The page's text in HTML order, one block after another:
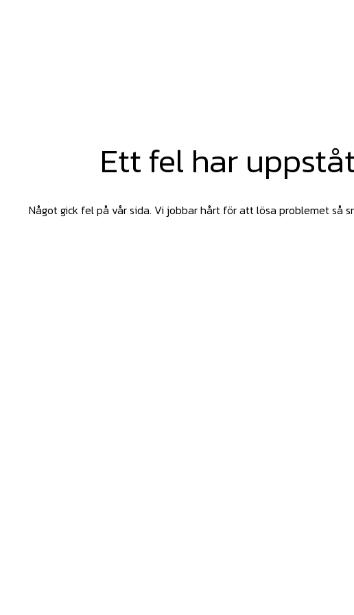
Ett fel har
Något gick fel på vår sida. Vi jobbar hårt för att lösa problemet så